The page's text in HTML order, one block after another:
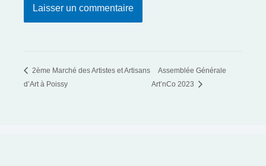
2ème Marché des Artistes et Artisans
d’Art à Poissy
Assemblée Générale
Art’nCo 2023